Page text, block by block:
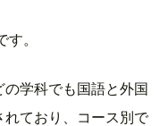
す。
学科でも国語と外国
れており、コース別で